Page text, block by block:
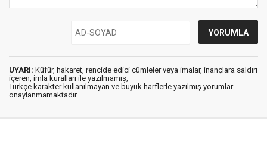
UYARI: Küfür, hakaret, rencide edici cümleler veya imalar, inançlara saldırı
içeren, imla kuralları ile yazılmamış,
Türkçe karakter kullanılmayan ve büyük harflerle yazılmış yorumlar
onaylanmamaktadır.